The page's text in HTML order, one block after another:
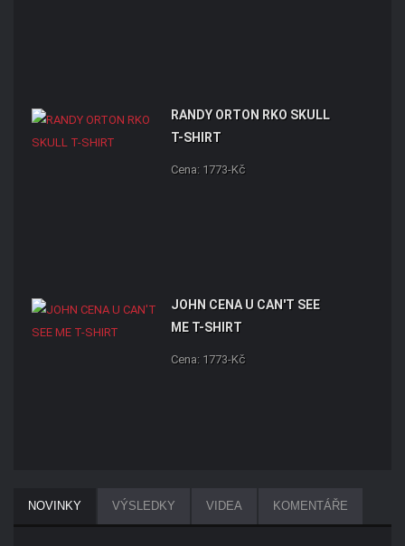
RANDY ORTON RKO SKULL
T-SHIRT
Cena: 1773-Kč
JOHN CENA U CAN'T SEE
ME T-SHIRT
Cena: 1773-Kč
NOVINKY VÝSLEDKY VIDEA KOMENTÁŘE